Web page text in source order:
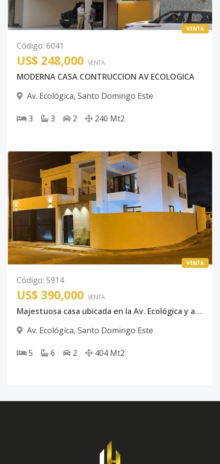
VENTA
Código: 6041
US$ 248,000 VENTA
MODERNA CASA CONTRUCCION AV ECOLOGICA
Av. Ecológica, Santo Domingo Este
3 3 2 240 Mt2
VENTA
Código: 5914
US$ 390,000 VENTA
Majestuosa casa ubicada en la Av. Ecológica y acceso por las Americas
Av. Ecológica, Santo Domingo Este
5 6 2 404 Mt2